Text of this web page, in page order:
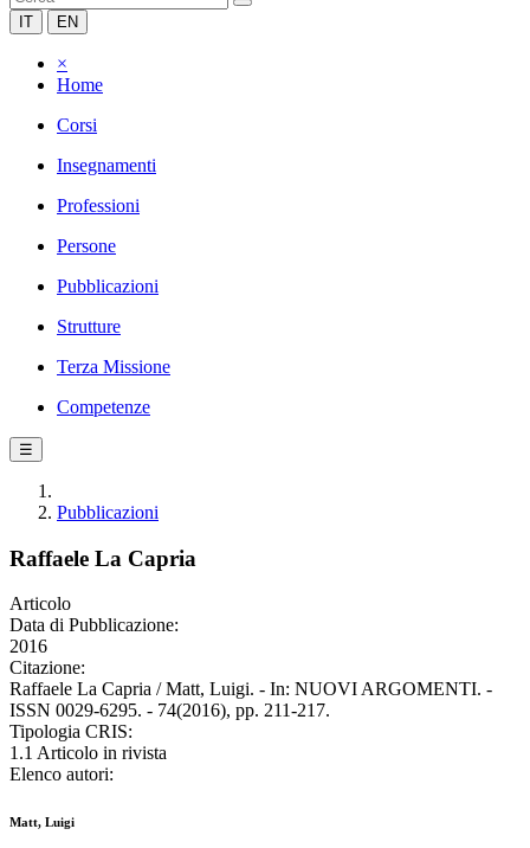
IT EN
×
Home
Corsi
Insegnamenti
Professioni
Persone
Pubblicazioni
Strutture
Terza Missione
Competenze
☰
Pubblicazioni
Raffaele La Capria
Articolo
Data di Pubblicazione:
2016
Citazione:
Raffaele La Capria / Matt, Luigi. - In: NUOVI ARGOMENTI. -
ISSN 0029-6295. - 74(2016), pp. 211-217.
Tipologia CRIS:
1.1 Articolo in rivista
Elenco autori:
Matt, Luigi